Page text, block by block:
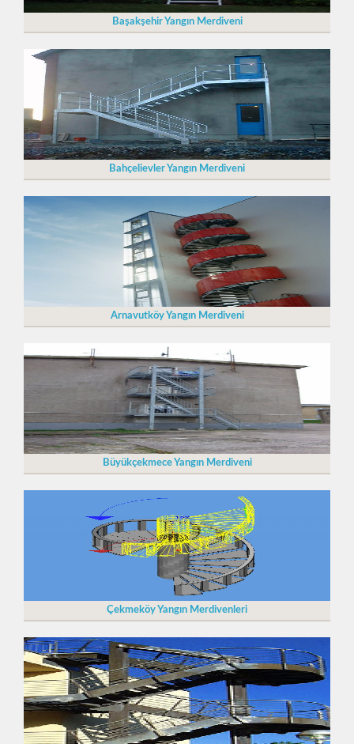
Başakşehir Yangın Merdiveni
Bahçelievler Yangın Merdiveni
Arnavutköy Yangın Merdiveni
Büyükçekmece Yangın Merdiveni
Çekmeköy Yangın Merdivenleri